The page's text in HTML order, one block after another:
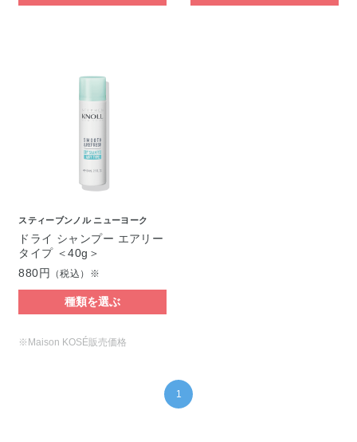
スティーブンノル ニューヨーク
ドライ シャンプー エアリー
タイプ ＜40g＞
880円
（税込）※
種類を選ぶ
※Maison KOSÉ販売価格
1